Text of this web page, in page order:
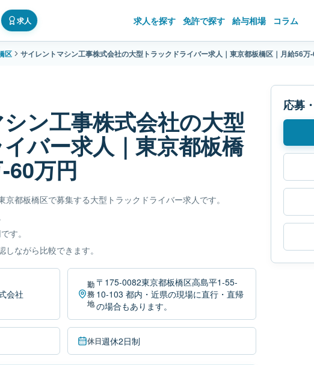
求人 求人を探す 免許で探す 給与相場 コラム
区 サイレントマシン工事株式会社の大型トラックドライバー求人｜東京都板橋区｜月給56万
ン工事株式会社の大型
バー求人｜東京都板橋
60万円
都板橋区で募集する大型トラックドライバー求人です。
す。
ながら比較できます。
会社
勤
務
地
〒175-0082東京都板橋区高島平1-55-
10-103 都内・近県の現場に直行・直帰
の場合もあります。
休日週休2日制
応募